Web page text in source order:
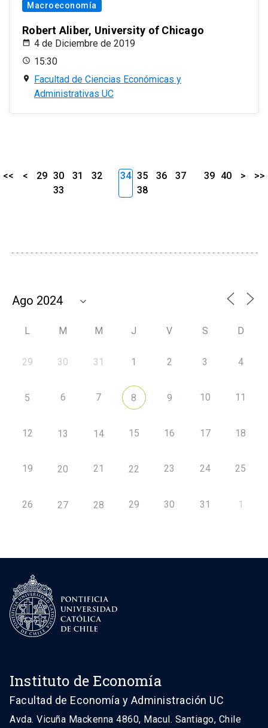
Macroeconomía
Robert Aliber, University of Chicago
4 de Diciembre de 2019
15:30
Facultad de Ciencias Económicas y
Administrativas UC
<< < 29 30 31
32
33
34 35 36
37
38
39 40 > >>
L M M J V S D
29 30 31 1 2 3 4
5 6 7 8 9 10 11
12 13 14 15 16 17 18
19 20 21 22 23 24 25
26 27 28 29 30 31 1
Instituto de Economía
Facultad de Economía y Administración UC
Avda. Vicuña Mackenna 4860, Macul. Santiago, Chile